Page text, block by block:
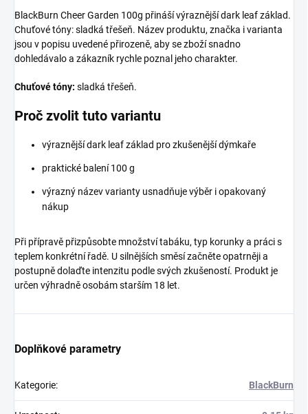
BlackBurn Cheer Garden 100g přináší výraznější dark leaf základ.
Chuťové tóny: sladká třešeň. Název produktu, značka i varianta
jsou v popisu uvedené přirozeně, aby se zboží snadno
dohledávalo a zákazník rychle poznal jeho charakter.
Chuťové tóny: sladká třešeň.
Proč zvolit tuto variantu
výraznější dark leaf základ pro zkušenější dýmkaře
praktické balení 100 g
výrazný název varianty usnadňuje výběr i opakovaný
nákup
Při přípravě přizpůsobte množství tabáku, typ korunky a práci s
teplem konkrétní řadě. U silnějších směsí začněte opatrněji a
postupně dolaďte intenzitu podle svých zkušeností. Produkt je
určen výhradně osobám starším 18 let.
Doplňkové parametry
Kategorie: BlackBurn